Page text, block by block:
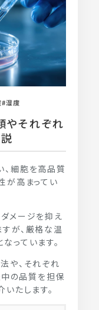
湿度
やそれぞれ
細胞を高品質
が高まってい
メージを抑え
が、厳格な温
っています。
や、それぞれ
中の品質を担保
たします。